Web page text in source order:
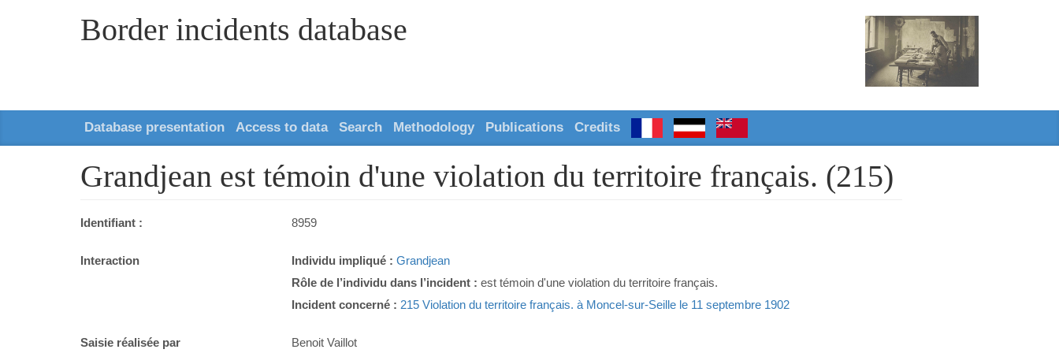
Border incidents database
Database presentation Access to data Search Methodology Publications Credits
Grandjean est témoin d'une violation du territoire français. (215)
Identifiant : 8959
Interaction Individu impliqué :Grandjean
Rôle de l’individu dans l’incident : est témoin d'une violation du territoire français.
Incident concerné : 215 Violation du territoire français. à Moncel-sur-Seille le 11 septembre 1902
Saisie réalisée par Benoit Vaillot